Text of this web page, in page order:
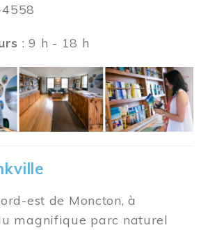
: 9 h - 18 h
est de Moncton, à
magnifique parc naturel